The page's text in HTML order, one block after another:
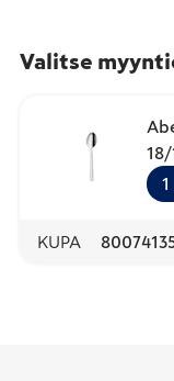
Valitse
1
KUPA